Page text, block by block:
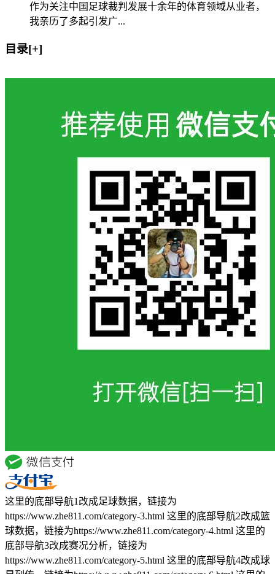
作为关注中国足球裁判发展十余年的体育领域从业者，
我亲历了多起引发广...
目录[+]
这里的底部导航1改成足球数据，链接为
https://www.zhe811.com/category-3.html 这里的底部导航2改成篮
球数据，链接为https://www.zhe811.com/category-4.html 这里的
底部导航3改成赛况分析，链接为
https://www.zhe811.com/category-5.html 这里的底部导航4改成球